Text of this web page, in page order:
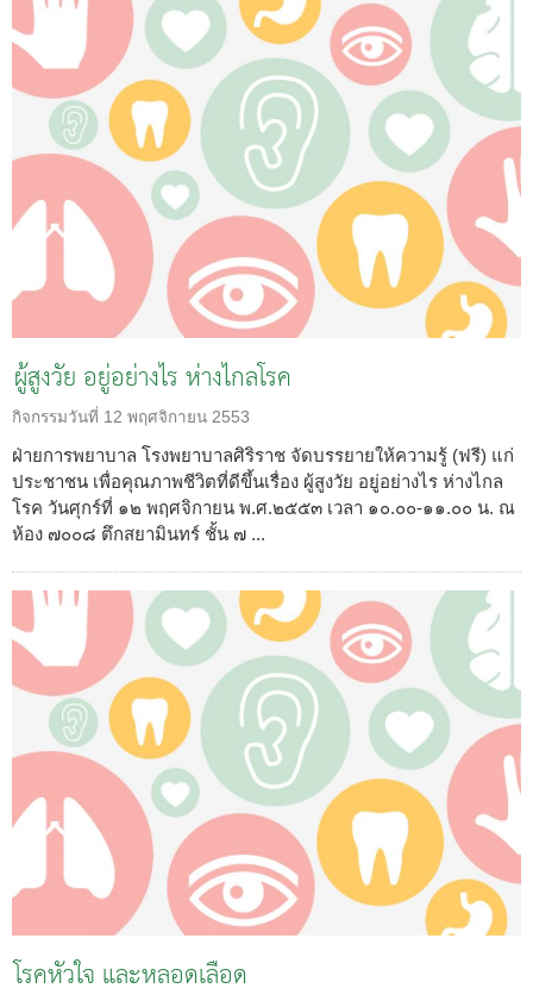
ผู้สูงวัย อยู่อย่างไร ห่างไกลโรค
กิจกรรมวันที่ 12 พฤศจิกายน 2553
ฝ่ายการพยาบาล โรงพยาบาลศิริราช จัดบรรยายให้ความรู้ (ฟรี) แก่
ประชาชน เพื่อคุณภาพชีวิตที่ดีขึ้นเรื่อง ผู้สูงวัย อยู่อย่างไร ห่างไกล
โรค วันศุกร์ที่ ๑๒ พฤศจิกายน พ.ศ.๒๕๕๓ เวลา ๑๐.๐๐-๑๑.๐๐ น. ณ
ห้อง ๗๐๐๘ ตึกสยามินทร์ ชั้น ๗ ...
โรคหัวใจ และหลอดเลือด